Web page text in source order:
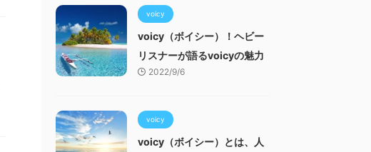
voicy
voicy（ボイシー）！ヘビー
リスナーが語るvoicyの魅力
2022/9/6
voicy
voicy（ボイシー）とは、人